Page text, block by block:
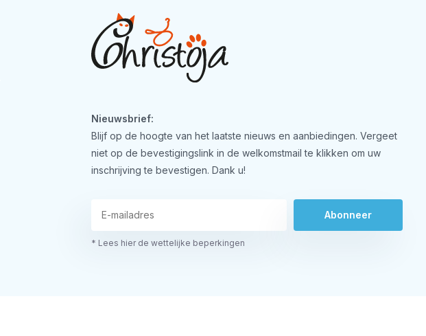
Nieuwsbrief:
Blijf op de hoogte van het laatste nieuws en aanbiedingen. Vergeet
niet op de bevestigingslink in de welkomstmail te klikken om uw
inschrijving te bevestigen. Dank u!
Abonneer
* Lees hier de wettelijke beperkingen